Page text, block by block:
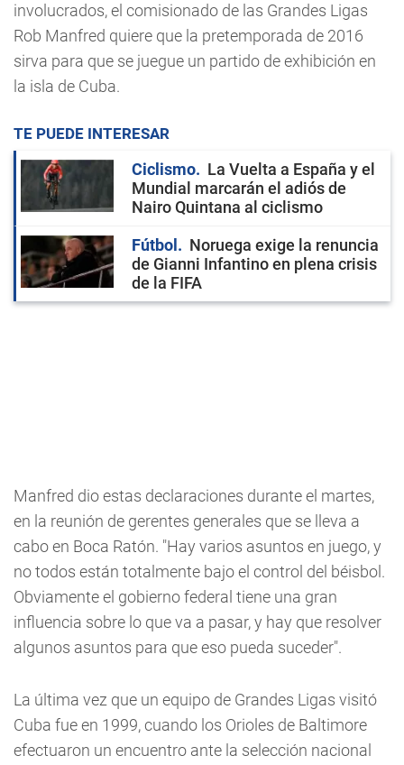
involucrados, el comisionado de las Grandes Ligas
Rob Manfred quiere que la pretemporada de 2016
sirva para que se juegue un partido de exhibición en
la isla de Cuba.
TE PUEDE INTERESAR
Ciclismo
La Vuelta a España y el
Mundial marcarán el adiós de
Nairo Quintana al ciclismo
Fútbol
Noruega exige la renuncia
de Gianni Infantino en plena crisis
de la FIFA
Manfred dio estas declaraciones durante el martes,
en la reunión de gerentes generales que se lleva a
cabo en Boca Ratón. "Hay varios asuntos en juego, y
no todos están totalmente bajo el control del béisbol.
Obviamente el gobierno federal tiene una gran
influencia sobre lo que va a pasar, y hay que resolver
algunos asuntos para que eso pueda suceder".
La última vez que un equipo de Grandes Ligas visitó
Cuba fue en 1999, cuando los Orioles de Baltimore
efectuaron un encuentro ante la selección nacional